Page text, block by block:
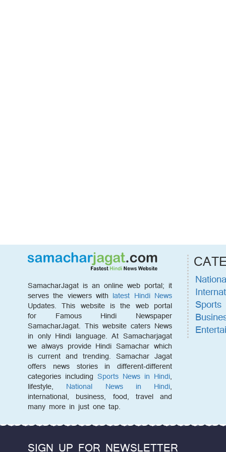
SamacharJagat is an online web portal; it
serves the viewers with latest Hindi News
Updates. This website is the web portal
for Famous Hindi Newspaper
SamacharJagat. This website caters News
in only Hindi language. At Samacharjagat
we always provide Hindi Samachar which
is current and trending. Samachar Jagat
offers news stories in different-different
categories including Sports News in Hindi,
lifestyle, National News in Hindi,
international, business, food, travel and
many more in just one tap.
Sports
SIGN UP FOR NEWSLETTER